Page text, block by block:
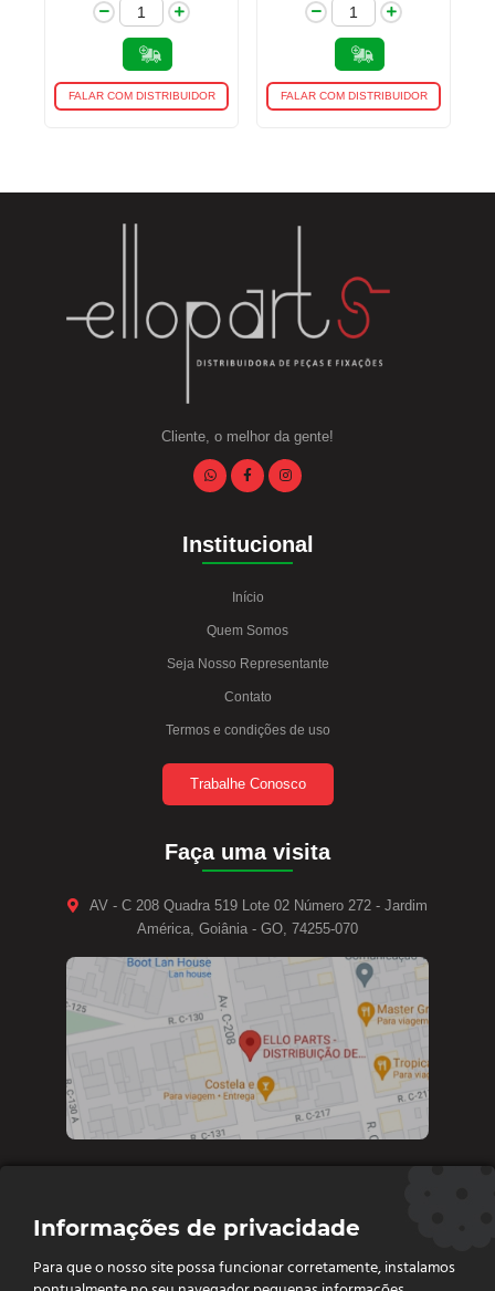
FALAR COM DISTRIBUIDOR FALAR COM DISTRIBUIDOR
Cliente, o melhor da gente!
Institucional
Início
Quem Somos
Seja Nosso Representante
Contato
Termos e condições de uso
Trabalhe Conosco
Faça uma visita
AV - C 208 Quadra 519 Lote 02 Número 272 - Jardim
América, Goiânia - GO, 74255-070
Diretoria e vendas: (62) 9 9693-4273
Vendas e Financeiro: (62) 98261 - 0055
Informações de privacidade
Para que o nosso site possa funcionar corretamente, instalamos